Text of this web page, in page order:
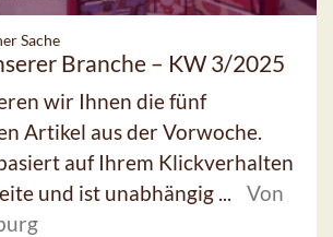
Sache
Branche – KW 3/2025
wir Ihnen die fünf
Artikel aus der Vorwoche.
auf Ihrem Klickverhalten
und ist unabhängig ...
Von